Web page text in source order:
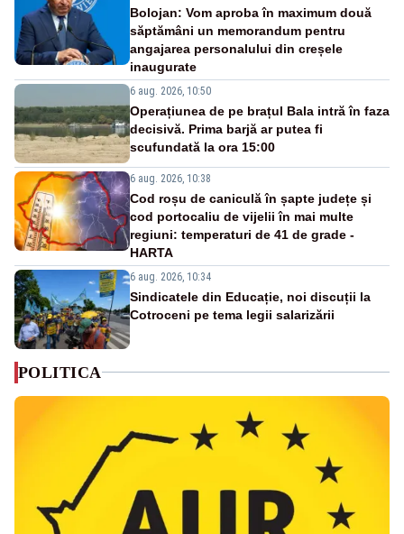
Bolojan: Vom aproba în maximum două
săptămâni un memorandum pentru
angajarea personalului din creșele
inaugurate
6 aug. 2026, 10:50
Operațiunea de pe brațul Bala intră în faza
decisivă. Prima barjă ar putea fi
scufundată la ora 15:00
6 aug. 2026, 10:38
Cod roșu de caniculă în șapte județe și
cod portocaliu de vijelii în mai multe
regiuni: temperaturi de 41 de grade -
HARTA
6 aug. 2026, 10:34
Sindicatele din Educație, noi discuții la
Cotroceni pe tema legii salarizării
POLITICA